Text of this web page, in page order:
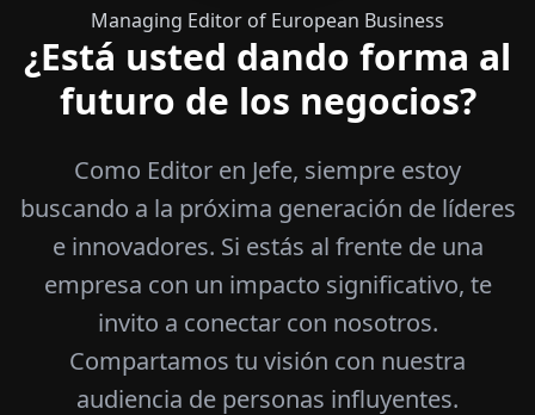
Managing Editor of European Business
¿Está usted dando forma al
futuro de los negocios?
Como Editor en Jefe, siempre estoy
buscando a la próxima generación de líderes
e innovadores. Si estás al frente de una
empresa con un impacto significativo, te
invito a conectar con nosotros.
Compartamos tu visión con nuestra
audiencia de personas influyentes.